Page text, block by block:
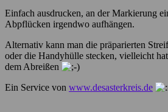
Einfach ausdrucken, an der Markierung
Abpflücken irgendwo aufhängen.
Alternativ kann man die präparierten
oder die Handyhülle stecken, vielleicht
dem Abreißen
Ein Service von www.desasterkreis.de